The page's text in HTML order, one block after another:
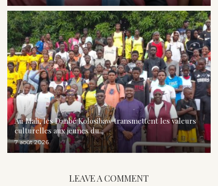
Au Mali, les Danbé Kolosibaw transmettent les valeurs
culturelles aux jeunes du...
7 août 2026
LEAVE A COMMENT